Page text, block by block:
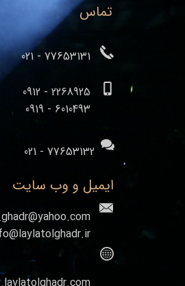
تماس
ایمیل و وب سایت
77653131 - 021
2268925 - 0912
​​​​​​​6010493 - 0919
77653132 - 021